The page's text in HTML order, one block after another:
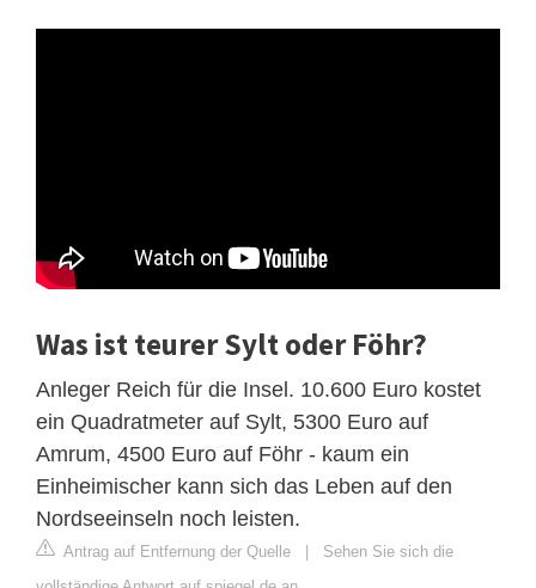
Was ist teurer Sylt oder Föhr?
Anleger Reich für die Insel. 10.600 Euro kostet
ein Quadratmeter auf Sylt, 5300 Euro auf
Amrum, 4500 Euro auf Föhr - kaum ein
Einheimischer kann sich das Leben auf den
Nordseeinseln noch leisten.
Antrag auf Entfernung der Quelle | Sehen Sie sich die